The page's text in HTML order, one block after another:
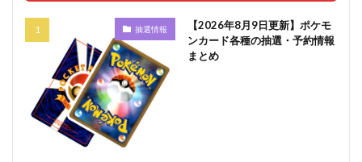
抽選情報
【2026年8月9日更新】ポケモ
ンカード各種の抽選・予約情報
まとめ